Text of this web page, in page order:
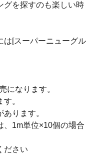
グを探すのも楽しい時
[スーパーニューグル
になります。
。
ります。
、1m単位×10個の場合
ださい